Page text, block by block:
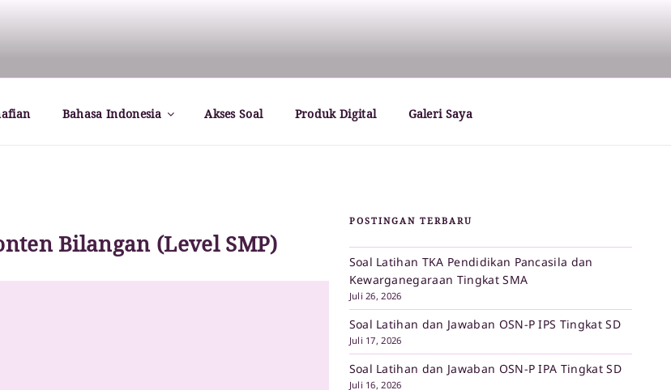
Bahasa Indonesia Akses Soal Produk Digital Galeri Saya
Bilangan (Level SMP)
POSTINGAN TERBARU
Soal Latihan TKA Pendidikan Pancasila dan
Kewarganegaraan Tingkat SMA
Juli 26, 2026
Soal Latihan dan Jawaban OSN-P IPS Tingkat SD
Juli 17, 2026
Soal Latihan dan Jawaban OSN-P IPA Tingkat SD
Juli 16, 2026